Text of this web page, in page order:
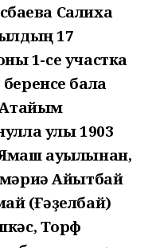
Салиха
17
1-се участка
бала
улы 1903
ауылынан,
Айытбай
(Ғәҙелбай)
Торф